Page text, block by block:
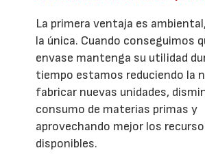
La primera ventaja es
la única. Cuando conseguimos
envase mantenga su utilidad
tiempo estamos reduciendo la
fabricar nuevas unidades,
consumo de materias primas y
aprovechando mejor los
disponibles.